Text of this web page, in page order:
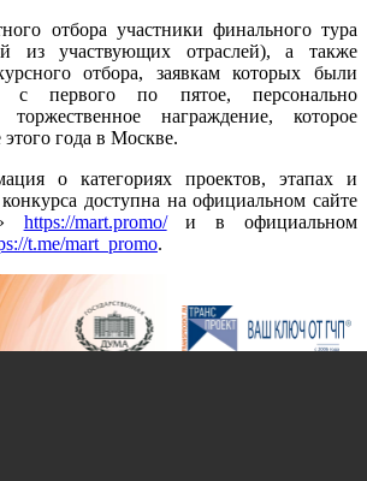
отбора участники финального тура
из участвующих отраслей), а также
отбора, заявкам которых были
с первого по пятое, персонально
награждение, которое
этого года в Москве.
о категориях проектов, этапах и
доступна на официальном сайте
https://mart.promo/и в официальном
t.me/mart_promo.